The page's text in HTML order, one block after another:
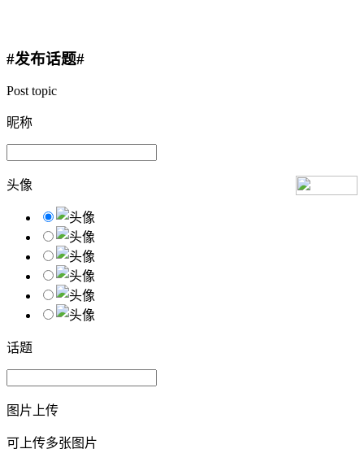
#发布话题#
Post topic
昵称
头像
话题
图片上传
可上传多张图片